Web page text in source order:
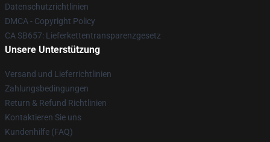
Datenschutzrichtlinien
DMCA - Copyright Policy
CA SB657: Lieferkettentransparenzgesetz
Unsere Unterstützung
Versand und Lieferrichtlinien
Zahlungsbedingungen
Return & Refund Richtlinien
Kontaktieren Sie uns
Kundenhilfe (FAQ)